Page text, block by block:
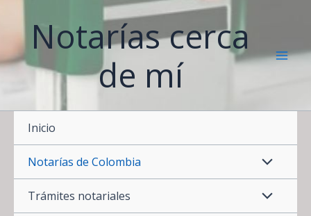
contenidoNotarías cerca
de mí
Inicio
Notarías de Colombia
Trámites notariales